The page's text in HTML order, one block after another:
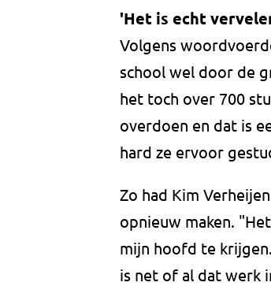
'Het is echt
Volgens
school wel door de
het toch over 700
overdoen en dat is
hard ze ervoor
Zo had Kim
opnieuw maken.
mijn hoofd te
is net of al dat werk